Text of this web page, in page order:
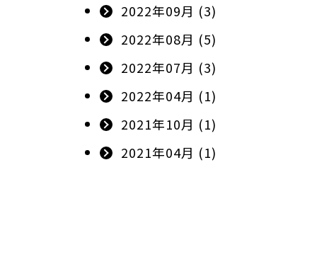
2022年09月 (3)
2022年08月 (5)
2022年07月 (3)
2022年04月 (1)
2021年10月 (1)
2021年04月 (1)